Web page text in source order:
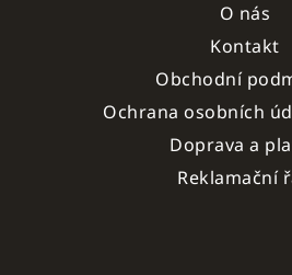
O nás
Kontakt
Obchodní
Ochrana osobních
Doprava a
Reklamační